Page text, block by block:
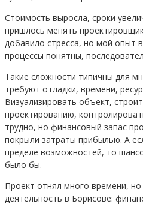
Стоимость выросла, сроки
пришлось менять
добавило стресса, но мой опыт
процессы понятны,
Такие сложности типичны для
требуют отладки, времени,
Визуализировать объект,
проектированию,
трудно, но финансовый запас
покрыли затраты прибылью. А
пределе возможностей, то
было бы.
Проект отнял много времени,
деятельность в Борисове: